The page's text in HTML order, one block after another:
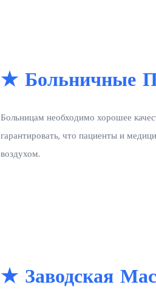
★ Больничные
Больницам необходимо хорошее
гарантировать, что пациенты и
воздухом.
★ Заводская